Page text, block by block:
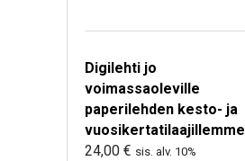
Digilehti jo
voimassaoleville
paperilehden kesto- ja
vuosikertatilaajillemme
24,00 € sis. alv. 10%